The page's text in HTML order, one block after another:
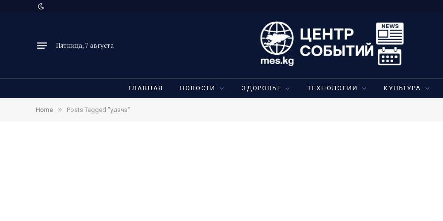
Пятница, 7 августа
ГЛАВНАЯ НОВОСТИ ЗДОРОВЬЕ ТЕХНОЛОГИИ КУЛЬТУРА
Home » Posts Tagged "удача"